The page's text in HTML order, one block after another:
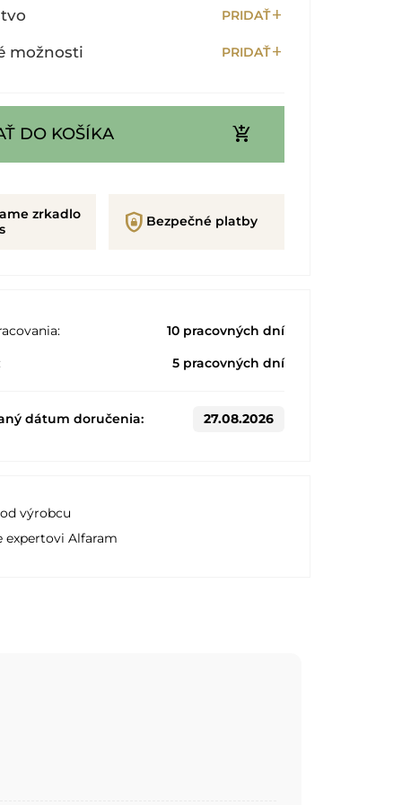
PRIDAŤadd
možnosti PRIDAŤadd
DO KOŠÍKA add_shopping_cart
zrkadlo
shield_lock Bezpečné platby
10 pracovných dní
5 pracovných dní
dátum doručenia: 27.08.2026
výrobcu
expertovi Alfaram